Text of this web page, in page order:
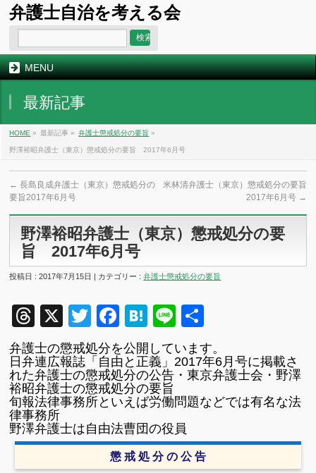
弁護士自治を考える会
MENU
最新記事
HOME » 最新記事 » 弁護士懲戒処分の要旨 »
野澤裕昭弁護士（東京）懲戒処分の要旨 2017年6月号
← 長島良成弁護士（東京）懲戒処分の
要旨2017年6月号
米林清弁護士（東京）懲戒処分の要旨
2017年6月号 →
野澤裕昭弁護士（東京）懲戒処分の要
旨 2017年6月号
投稿日 : 2017年7月15日 | カテゴリー :弁護士懲戒処分の要旨
Threads
X TwitterFacebook
Hatena
Line
有
弁護士の懲戒処分を公開しています。
日弁連広報誌「自由と正義」2017年6月号に掲載さ
れた弁護士の懲戒処分の公告・東京弁護士会・野澤
裕昭弁護士の懲戒処分の要旨
旬報法律事務所といえば労働問題などでは有名な法
律事務所
野澤弁護士は自由法曹団の役員
懲 戒 処 分 の 公 告